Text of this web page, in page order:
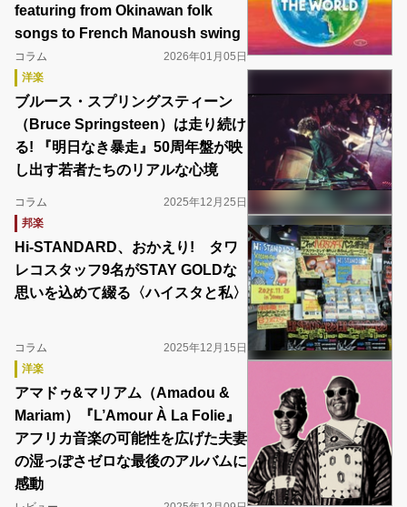
featuring from Okinawan folk
songs to French Manoush swing
コラム
2026年01月05日
洋楽
ブルース・スプリングスティーン
（Bruce Springsteen）は走り続け
る! 『明日なき暴走』50周年盤が映
し出す若者たちのリアルな心境
コラム
2025年12月25日
邦楽
Hi-STANDARD、おかえり! タワ
レコスタッフ9名がSTAY GOLDな
思いを込めて綴る〈ハイスタと私〉
コラム
2025年12月15日
洋楽
アマドゥ&マリアム（Amadou &
Mariam）『L’Amour À La Folie』
アフリカ音楽の可能性を広げた夫妻
の湿っぽさゼロな最後のアルバムに
感動